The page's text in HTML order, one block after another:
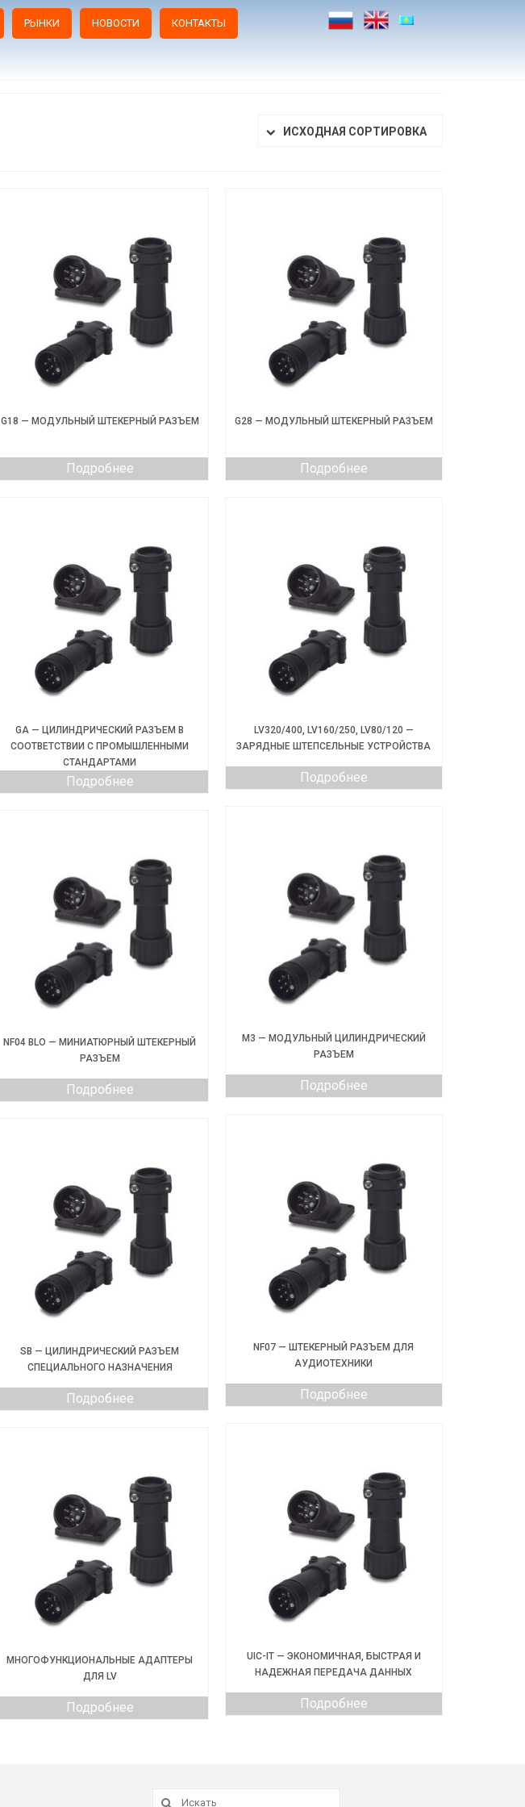
РЫНКИ НОВОСТИ КОНТАКТЫ
ИСХОДНАЯ СОРТИРОВКА
G18 — МОДУЛЬНЫЙ ШТЕКЕРНЫЙ РАЗЪЕМ
Подробнее
G28 — МОДУЛЬНЫЙ ШТЕКЕРНЫЙ РАЗЪЕМ
Подробнее
GA — ЦИЛИНДРИЧЕСКИЙ РАЗЪЕМ В
СООТВЕТСТВИИ С ПРОМЫШЛЕННЫМИ
СТАНДАРТАМИ
Подробнее
LV320/400, LV160/250, LV80/120 —
ЗАРЯДНЫЕ ШТЕПСЕЛЬНЫЕ УСТРОЙСТВА
Подробнее
M3 — МОДУЛЬНЫЙ ЦИЛИНДРИЧЕСКИЙ
РАЗЪЕМ
Подробнее
NF04 BLO — МИНИАТЮРНЫЙ ШТЕКЕРНЫЙ
РАЗЪЕМ
Подробнее
NF07 — ШТЕКЕРНЫЙ РАЗЪЕМ ДЛЯ
АУДИОТЕХНИКИ
Подробнее
SB — ЦИЛИНДРИЧЕСКИЙ РАЗЪЕМ
СПЕЦИАЛЬНОГО НАЗНАЧЕНИЯ
Подробнее
UIC-IT — ЭКОНОМИЧНАЯ, БЫСТРАЯ И
НАДЕЖНАЯ ПЕРЕДАЧА ДАННЫХ
Подробнее
МНОГОФУНКЦИОНАЛЬНЫЕ АДАПТЕРЫ
ДЛЯ LV
Подробнее
Искать: